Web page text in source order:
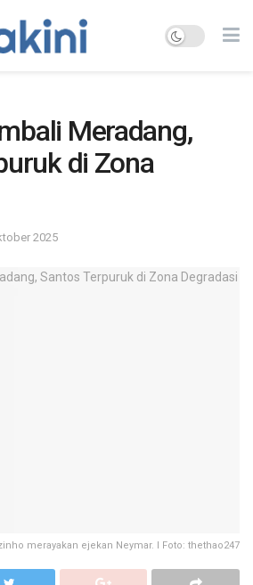
Meradang,
di Zona
2025
merayakan ejekan Neymar. I Foto: thethao247